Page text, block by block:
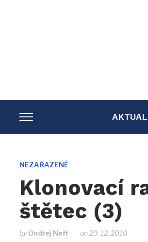
TOGGLE
SIDEBAR
NAVIGATION
NEZAŘAZENÉ
Klonovací
štětec (3)
byOndřej Neff on29. 12. 2010